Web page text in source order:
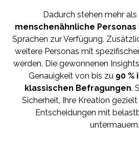
Dadurch stehen mehr als
menschenähnliche Personas
Sprachen zur Verfügung.
weitere Personas mit
werden. Die gewonnenen
Genauigkeit von bis zu 90 %
klassischen Befragungen.
Sicherheit, Ihre Kreation
Entscheidungen mit
untermauern.